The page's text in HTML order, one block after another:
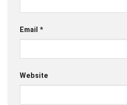
Email *
Website